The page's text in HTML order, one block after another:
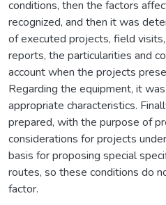
conditions, then the factors
recognized, and then it was
of executed projects, field
reports, the particularities and
account when the projects
Regarding the equipment, it
appropriate characteristics.
prepared, with the purpose of
considerations for projects
basis for proposing special
routes, so these conditions do
factor.